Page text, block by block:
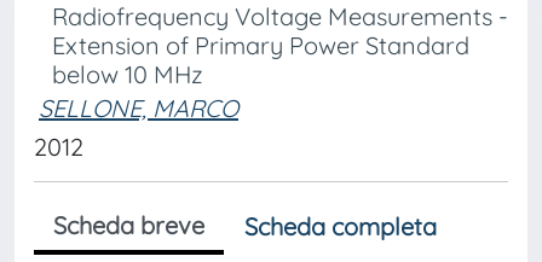
Radiofrequency Voltage Measurements -
Extension of Primary Power Standard
below 10 MHz
SELLONE, MARCO
2012
Scheda breve
Scheda completa